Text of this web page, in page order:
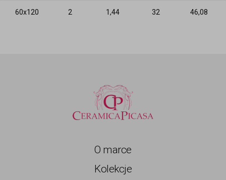
60x120 2 1,44 32 46,08
O marce
Kolekcje